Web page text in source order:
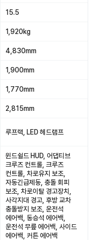
15.5
1,920kg
4,830mm
1,900mm
1,770mm
2,815mm
루프랙, LED 헤드램프
윈드쉴드 HUD, 어댑티브
크루즈 컨트롤, 크루즈
컨트롤, 차로유지 보조,
자동긴급제동, 충돌 회피
보조, 차로이탈 경고장치,
사각지대 경고, 후방 교차
충돌방지 보조, 운전석
에어백, 동승석 에어백,
운전석 무릎 에어백, 사이드
에어백, 커튼 에어백